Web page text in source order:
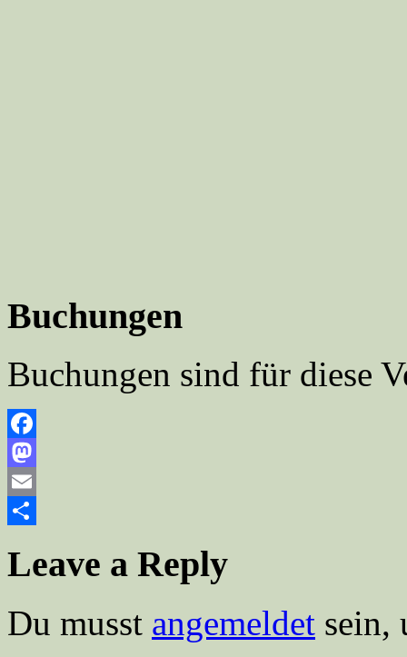
Buchungen
Buchungen sind für diese
Facebook
Mastodon
Email
Leave a Reply
Du musst angemeldet sein,